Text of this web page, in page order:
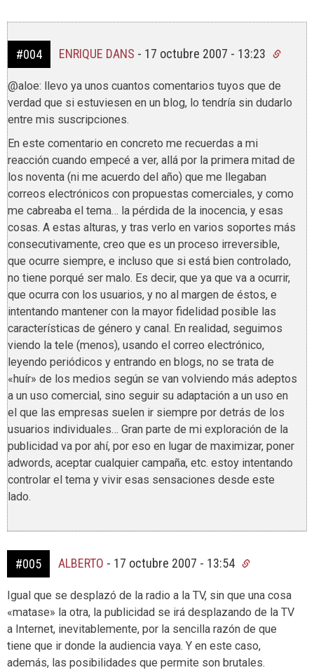
#004 ENRIQUE DANS - 17 octubre 2007 - 13:23
@aloe: llevo ya unos cuantos comentarios tuyos que de
verdad que si estuviesen en un blog, lo tendría sin dudarlo
entre mis suscripciones.
En este comentario en concreto me recuerdas a mi
reacción cuando empecé a ver, allá por la primera mitad de
los noventa (ni me acuerdo del año) que me llegaban
correos electrónicos con propuestas comerciales, y como
me cabreaba el tema… la pérdida de la inocencia, y esas
cosas. A estas alturas, y tras verlo en varios soportes más
consecutivamente, creo que es un proceso irreversible,
que ocurre siempre, e incluso que si está bien controlado,
no tiene porqué ser malo. Es decir, que ya que va a ocurrir,
que ocurra con los usuarios, y no al margen de éstos, e
intentando mantener con la mayor fidelidad posible las
características de género y canal. En realidad, seguimos
viendo la tele (menos), usando el correo electrónico,
leyendo periódicos y entrando en blogs, no se trata de
«huír» de los medios según se van volviendo más adeptos
a un uso comercial, sino seguir su adaptación a un uso en
el que las empresas suelen ir siempre por detrás de los
usuarios individuales… Gran parte de mi exploración de la
publicidad va por ahí, por eso en lugar de maximizar, poner
adwords, aceptar cualquier campaña, etc. estoy intentando
controlar el tema y vivir esas sensaciones desde este
lado.
#005 ALBERTO - 17 octubre 2007 - 13:54
Igual que se desplazó de la radio a la TV, sin que una cosa
«matase» la otra, la publicidad se irá desplazando de la TV
a Internet, inevitablemente, por la sencilla razón de que
tiene que ir donde la audiencia vaya. Y en este caso,
además, las posibilidades que permite son brutales.